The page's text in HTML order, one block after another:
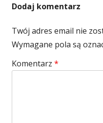
Dodaj komentarz
Twój adres email nie
Wymagane pola są
Komentarz *